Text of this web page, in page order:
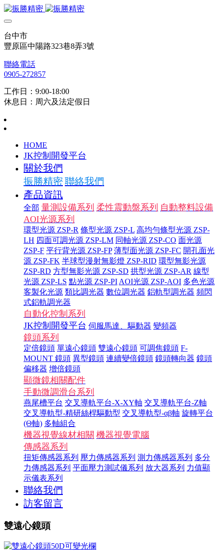
台中市
豐原區中陽路323巷8弄3號
聯絡電話
0905-272857
工作日：9:00-18:00
休息日：周六及法定假日
HOME
JK控制開發平台
關於我們
振勝精密聯絡我們
產品資訊
全部 量測設備系列 柔性震動盤系列 自動整料設備
AOI光源系列
環型光源 ZSP-R 條型光源 ZSP-L 高均勻條型光源 ZSP-
LH 四面可調光源 ZSP-LM 同軸光源 ZSP-CO 面光源
ZSP-F 平行背光源 ZSP-FP 薄型面光源 ZSP-FC 開孔面光
源 ZSP-FK 半球型漫射無影燈 ZSP-RID 環型無影光源
ZSP-RD 方型無影光源 ZSP-SD 拱型光源 ZSP-AR 線型
光源 ZSP-LS 點光源 ZSP-PI AOI光源 ZSP-AOI 多色光源
客製化光源 類比調光器 數位調光器 鋁軌型調光器 頻閃
式鋁軌調光器
自動化控制系列
JK控制開發平台 伺服馬達、驅動器 變頻器
鏡頭系列
定倍鏡頭 單遠心鏡頭 雙遠心鏡頭 可調焦鏡頭 F-
MOUNT 鏡頭 異型鏡頭 連續變倍鏡頭 鏡頭轉向器 鏡頭
偏移器 增倍鏡頭
顯微鏡相關配件
手動微調滑台系列
燕尾槽平台 交叉導軌平台-X-XY軸 交叉導軌平台-Z軸
交叉導軌型-精研絲桿驅動型 交叉導軌型-αβ軸 旋轉平台
(Θ軸) 多軸組合
機器視覺線材相關 機器視覺電腦
傳感器系列
扭矩傳感器系列 壓力傳感器系列 測力傳感器系列 多分
力傳感器系列 平面壓力測試儀系列 放大器系列 力值顯
示儀表系列
聯絡我們
訪客留言
雙遠心鏡頭